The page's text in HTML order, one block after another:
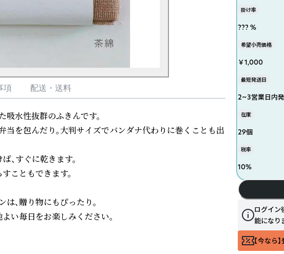
項 配送・送料
水性抜群のふきんです。
当を包んだり。大判サイズでバンダナ代わりに巻くことも出
、すぐに乾きます。
こともできます。
、贈り物にもぴったり。
い毎日をお楽しみください。
掛け率
??? %
希望小売価格
￥1,000
最短発送日
2~3営業日内
在庫
29個
税率
10%
ログイン
能になり
【今なら